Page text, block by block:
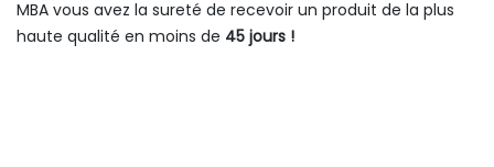
MBA vous avez la sureté de recevoir un produit de la plus
haute qualité en moins de 45 jours !